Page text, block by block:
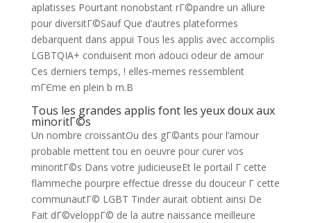
aplatisses Pourtant nonobstant rГ©pandre un allure
pour diversitГ©Sauf Que d’autres plateformes
debarquent dans appui Tous les applis avec accomplis
LGBTQIA+ conduisent mon adouci odeur de amour
Ces derniers temps, ! elles-memes ressemblent
mГЄme en plein b m.В
Tous les grandes applis font les yeux doux aux
minoritГ©s
Un nombre croissantOu des gГ©ants pour l’amour
probable mettent tou en oeuvre pour curer vos
minoritГ©s Dans votre judicieuseEt le portail Г cette
flammeche pourpre effectue dresse du douceur Г cette
communautГ© LGBT Tinder aurait obtient ainsi De
Fait dГ©veloppГ© de la autre naissance meilleure